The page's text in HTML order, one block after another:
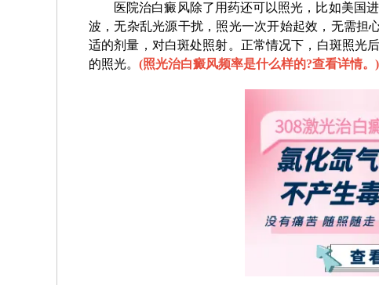
医院治白癜风除了用药还可以照光，比如美国进
波，无杂乱光源干扰，照光一次开始起效，无需担
适的剂量，对白斑处照射。正常情况下，白斑照光
的照光。 (照光治白癜风频率是什么样的?查看详情。 )